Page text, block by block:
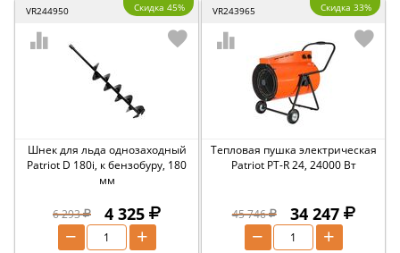
VR244950 Скидка 45%
Шнек для льда однозаходный
Patriot D 180i, к бензобуру, 180
мм
6 293 4 325
+
−
VR243965 Скидка 33%
Тепловая пушка электрическая
Patriot PT-R 24, 24000 Вт
45 746 34 247
+
−